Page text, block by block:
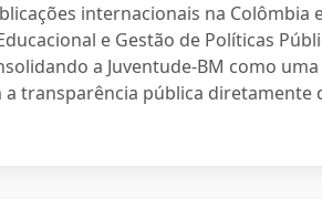
internacionais na Colômbia
e Gestão de Políticas
a Juventude-BM como uma
transparência pública diretamente